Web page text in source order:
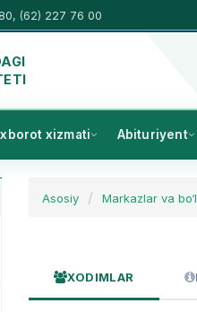
(62) 227 76 00
xizmati Abituriyent
Asosiy Markazlar va
XODIMLAR